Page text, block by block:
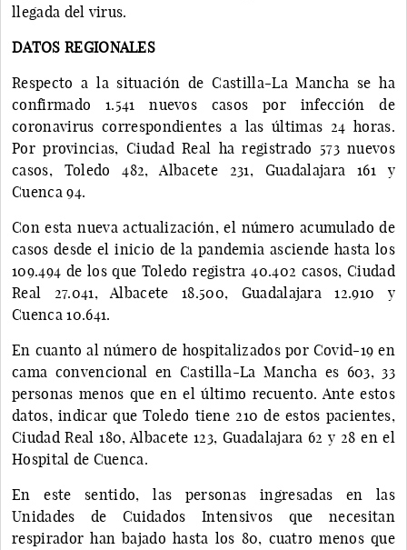
llegada del virus.
DATOS REGIONALES
Respecto a la situación de Castilla-La Mancha se ha
confirmado 1.541 nuevos casos por infección de
coronavirus correspondientes a las últimas 24 horas.
Por provincias, Ciudad Real ha registrado 573 nuevos
casos, Toledo 482, Albacete 231, Guadalajara 161 y
Cuenca 94.
Con esta nueva actualización, el número acumulado de
casos desde el inicio de la pandemia asciende hasta los
109.494 de los que Toledo registra 40.402 casos, Ciudad
Real 27.041, Albacete 18.500, Guadalajara 12.910 y
Cuenca 10.641.
En cuanto al número de hospitalizados por Covid-19 en
cama convencional en Castilla-La Mancha es 603, 33
personas menos que en el último recuento. Ante estos
datos, indicar que Toledo tiene 210 de estos pacientes,
Ciudad Real 180, Albacete 123, Guadalajara 62 y 28 en el
Hospital de Cuenca.
En este sentido, las personas ingresadas en las
Unidades de Cuidados Intensivos que necesitan
respirador han bajado hasta los 80, cuatro menos que